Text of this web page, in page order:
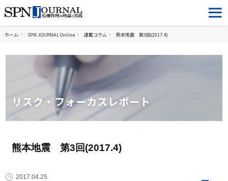
ホーム SPN JOURNAL Online 連載コラム 熊本地震 第3回(2017.4)
リスク・フォーカスレポート
熊本地震 第3回(2017.4)
2017.04.25